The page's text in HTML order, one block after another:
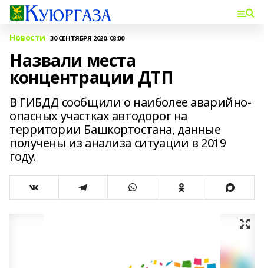
Новости 30 СЕНТЯБРЯ 2020, 08:00
Назвали места
концентрации ДТП
В ГИБДД сообщили о наиболее аварийно-
опасных участках автодорог на
территории Башкортостана, данные
получены из анализа ситуации в 2019
году.